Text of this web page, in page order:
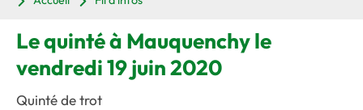
Le quinté à Mauquenchy le
vendredi 19 juin 2020
Quinté de trot